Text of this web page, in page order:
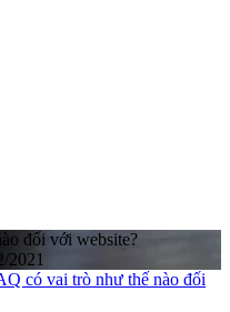
đối với website?
2021
có vai trò như thế nào đối